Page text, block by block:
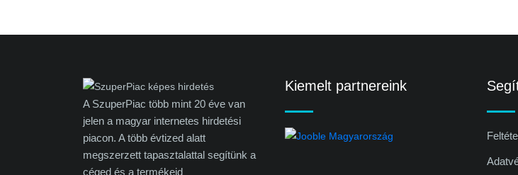
A SzuperPiac több mint 20 éve van
jelen a magyar internetes hirdetési
piacon. A több évtized alatt
megszerzett tapasztalattal segítünk a
céged és a termékeid
Kiemelt partnereink